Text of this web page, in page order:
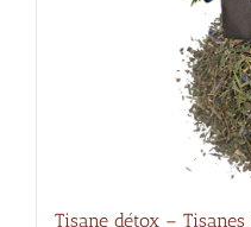
Tisane détox – Tisanes